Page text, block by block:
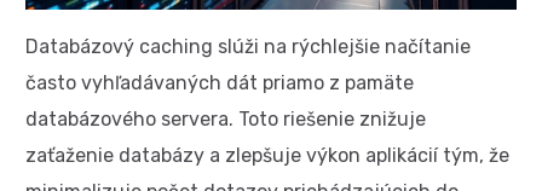
Databázový caching slúži na rýchlejšie načítanie
často vyhľadávaných dát priamo z pamäte
databázového servera. Toto riešenie znižuje
zaťaženie databázy a zlepšuje výkon aplikácií tým, že